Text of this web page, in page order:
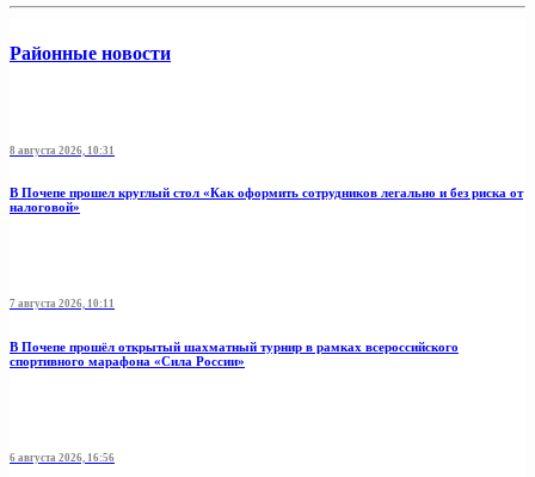
Районные новости
8 августа 2026, 10:31
В Почепе прошел круглый стол «Как оформить сотрудников легально и без риска от
налоговой»
7 августа 2026, 10:11
В Почепе прошёл открытый шахматный турнир в рамках всероссийского
спортивного марафона «Сила России»
6 августа 2026, 16:56